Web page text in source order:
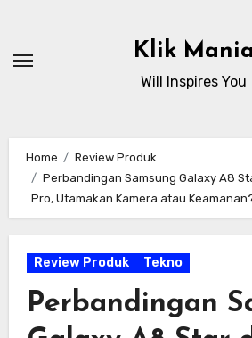
content
Klik Mania
Will Inspires You
Home
Review Produk
Perbandingan Samsung Galaxy A8
Pro, Utamakan Kamera atau
Review Produk Tekno
Perbandingan